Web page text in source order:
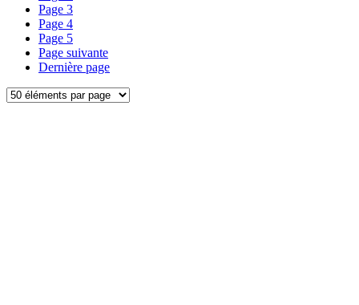
Page 3
Page 4
Page 5
Page suivante
Dernière page